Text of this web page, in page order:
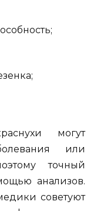
могут
или
точный
анализов.
советуют